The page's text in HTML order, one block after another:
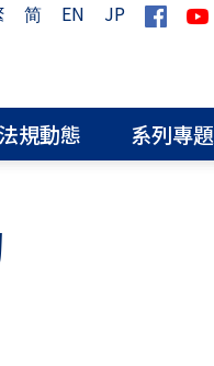
简 EN
JP
法規動態 系列專題